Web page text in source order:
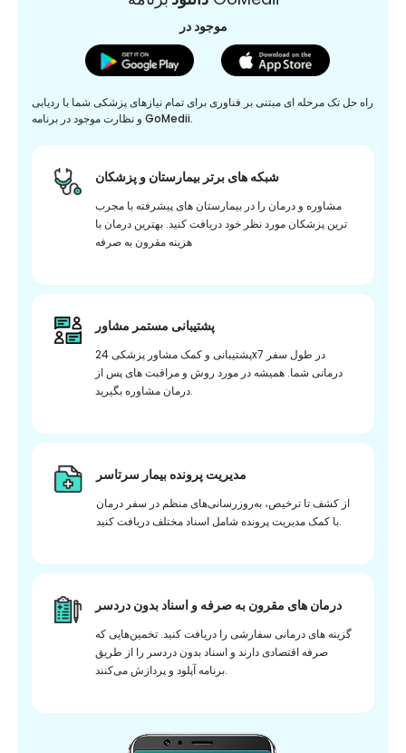
موجود در
راه حل تک مرحله ای مبتنی بر فناوری برای تمام نیازهای پزشکی شما با ردیابی
و نظارت موجود در برنامه GoMedii.
شبکه های برتر بیمارستان و پزشکان
مشاوره و درمان را در بیمارستان های پیشرفته با مجرب
ترین پزشکان مورد نظر خود دریافت کنید. بهترین درمان با
هزینه مقرون به صرفه
پشتیبانی مستمر مشاور
پشتیبانی و کمک مشاور پزشکی 24x7 در طول سفر
درمانی شما. همیشه در مورد روش و مراقبت های پس از
درمان مشاوره بگیرید.
مدیریت پرونده بیمار سرتاسر
از کشف تا ترخیص، به‌روزرسانی‌های منظم در سفر درمان
با کمک مدیریت پرونده شامل اسناد مختلف دریافت کنید.
درمان های مقرون به صرفه و اسناد بدون دردسر
گزینه های درمانی سفارشی را دریافت کنید. تخمین‌هایی که
صرفه اقتصادی دارند و اسناد بدون دردسر را از طریق
برنامه آپلود و پردازش می‌کنند.